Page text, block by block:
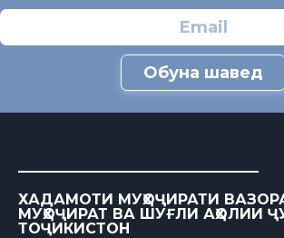
Обуна шавед
ХАДАМОТИ МУҲОҶИРАТИ
МУҲОҶИРАТ ВА ШУҒЛИ АҲОЛИИ
ТОҶИКИСТОН